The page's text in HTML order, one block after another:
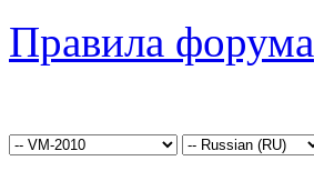
Правила форума